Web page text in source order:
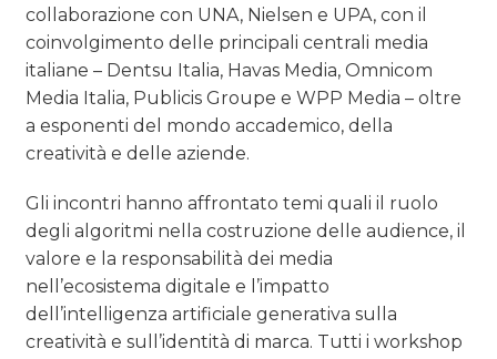
collaborazione con UNA, Nielsen e UPA, con il
coinvolgimento delle principali centrali media
italiane – Dentsu Italia, Havas Media, Omnicom
Media Italia, Publicis Groupe e WPP Media – oltre
a esponenti del mondo accademico, della
creatività e delle aziende.
Gli incontri hanno affrontato temi quali il ruolo
degli algoritmi nella costruzione delle audience, il
valore e la responsabilità dei media
nell’ecosistema digitale e l’impatto
dell’intelligenza artificiale generativa sulla
creatività e sull’identità di marca. Tutti i workshop